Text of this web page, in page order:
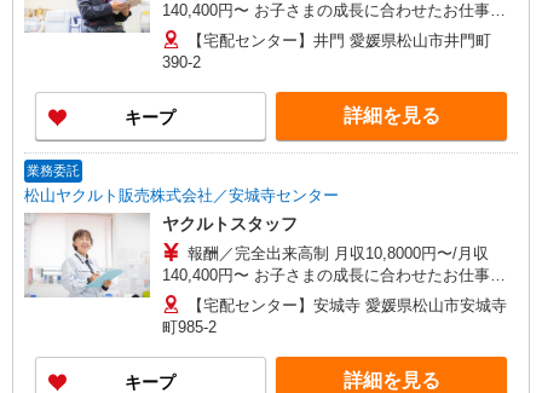
140,400円〜 お子さまの成長に合わせたお仕事の
仕方が出来るのが魅力です！ ※収入補償／基本4
か月 ［1］扶養内の場合 10.2万/月 ［2］扶養外
修期間を除く） ※研修期間中は日当支払いあり 収
入保障期間：4か月
【宅配センター】井門 愛媛県松山市井門町
390-2
キープ 詳細を見る
業務委託
松山ヤクルト販売株式会社／安城寺センター
ヤクルトスタッフ
報酬／完全出来高制 月収10,8000円〜/月収
140,400円〜 お子さまの成長に合わせたお仕事の
仕方が出来るのが魅力です！ ※収入補償／基本4
か月 ［1］扶養内の場合 10.2万/月 ［2］扶養外
の場合12万/月 ※2023年平均収入17.0万円/月（研
修期間を除く） ※研修期間中は日当支払いあり 収
入保障期間：4か月
【宅配センター】安城寺 愛媛県松山市安城寺
町985-2
キープ 詳細を見る